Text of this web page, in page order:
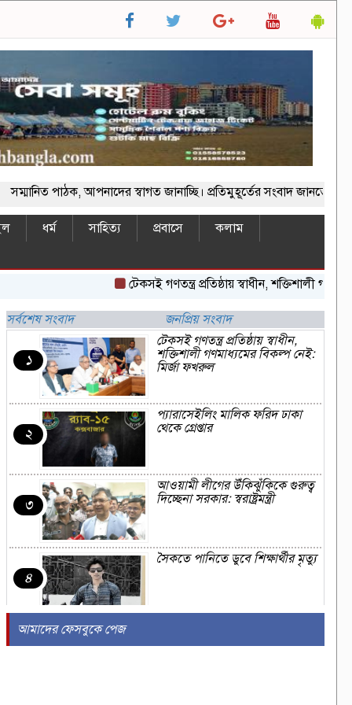
পাঠক, আপনাদের স্বাগত জানাচ্ছি। প্রতিমুহূর্তের সংবাদ জানতে ভিজিট
ধর্ম সাহিত্য প্রবাসে
কলাম
টেকসই গণতন্ত্র প্রতিষ্ঠায় স্বাধীন, শক্তিশালী গণমাধ্যমের
সর্বশেষ সংবাদ জনপ্রিয় সংবাদ
১
টেকসই গণতন্ত্র প্রতিষ্ঠায় স্বাধীন,
শক্তিশালী গণমাধ্যমের বিকল্প নেই:
মির্জা ফখরুল
২
প্যারাসেইলিং মালিক ফরিদ ঢাকা
থেকে গ্রেপ্তার
৩
আওয়ামী লীগের উঁকিঝুঁকিকে গুরুত্ব
দিচ্ছেনা সরকার: স্বরাষ্ট্রমন্ত্রী
৪
সৈকতে পানিতে ডুবে শিক্ষার্থীর মৃত্যু
আমাদের ফেসবুকে পেজ